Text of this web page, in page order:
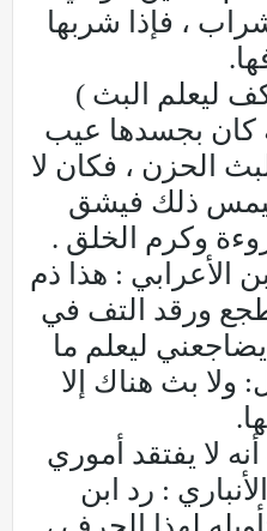
، فإذا شربها
ليعلم البث )
كان بجسدها عيب
الحزن ، فكان لا
ليمس ذلك فيشق
وكرم الخلق .
الأعرابي : هذا ذم
ورقد التف في
ليعلم ما
ولا بث هناك إلا
لا يفتقد أموري
: رد ابن